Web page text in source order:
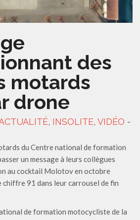
des
motards
drone
, INSOLITE, VIDÉO -
du Centre national de formation
un message à leurs collègues
au cocktail Molotov en octobre
91 dans leur carrousel de fin
de formation motocycliste de la